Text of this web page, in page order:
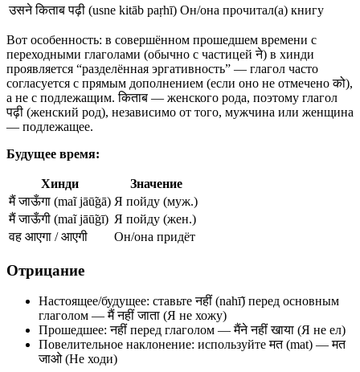
उसने किताब पढ़ी (usne kitāb paṛhī) Он/она прочитал(а) книгу
Вот особенность: в совершённом прошедшем времени с
переходными глаголами (обычно с частицей ने) в хинди
проявляется “разделённая эргативность” — глагол часто
согласуется с прямым дополнением (если оно не отмечено को),
а не с подлежащим. किताब — женского рода, поэтому глагол
पढ़ी (женский род), независимо от того, мужчина или женщина
— подлежащее.
Будущее время:
Хинди
Значение
मैं जाऊँगा (maĩ jāū̃gā) Я пойду (муж.)
मैं जाऊँगी (maĩ jāū̃gī) Я пойду (жен.)
वह आएगा / आएगी
Он/она придёт
Отрицание
Настоящее/будущее: ставьте नहीं (nahī̃) перед основным
глаголом — मैं नहीं जाता (Я не хожу)
Прошедшее: नहीं перед глаголом — मैंने नहीं खाया (Я не ел)
Повелительное наклонение: используйте मत (mat) — मत
जाओ (Не ходи)